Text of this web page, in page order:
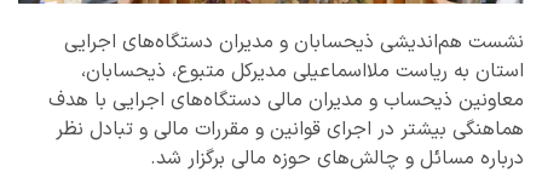
نشست هم‌اندیشی ذیحسابان و مدیران دستگاه‌های اجرایی
استان به ریاست ملااسماعیلی مدیرکل متبوع، ذیحسابان،
معاونین ذیحساب و مدیران مالی دستگاه‌های اجرایی با هدف
هماهنگی بیشتر در اجرای قوانین و مقررات مالی و تبادل نظر
درباره مسائل و چالش‌های حوزه مالی برگزار شد.